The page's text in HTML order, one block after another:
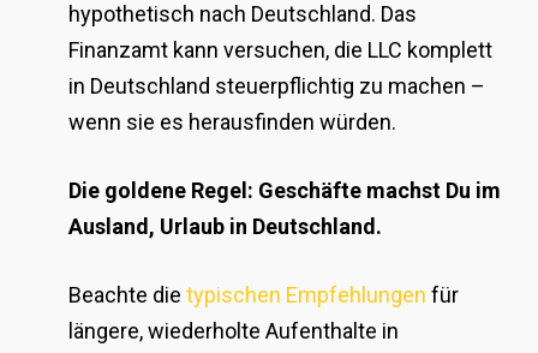
hypothetisch nach Deutschland. Das
Finanzamt kann versuchen, die LLC komplett
in Deutschland steuerpflichtig zu machen –
wenn sie es herausfinden würden.
Die goldene Regel: Geschäfte machst Du im
Ausland, Urlaub in Deutschland.
Beachte die typischen Empfehlungen für
längere, wiederholte Aufenthalte in